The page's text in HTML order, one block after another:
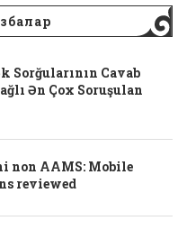
Sorğularının Cavab
Ən Çox Soruşulan
non AAMS: Mobile
reviewed